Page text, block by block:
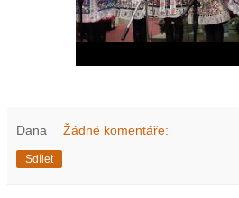
Dana Žádné komentáře:
Sdílet